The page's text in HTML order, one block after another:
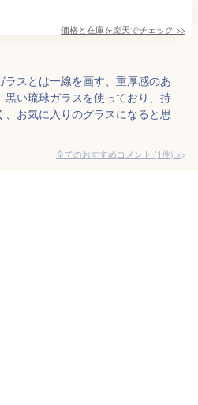
価格と在庫を楽天でチェック >>
スとは一線を画す、重厚感のあ
い琉球ガラスを使っており、持
、お気に入りのグラスになると思
全てのおすすめコメント (1件) >